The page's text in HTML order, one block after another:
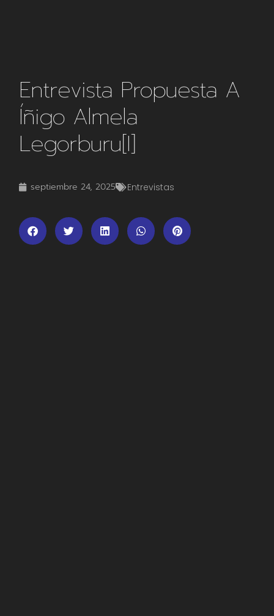
Entrevista Propuesta A
Íñigo Almela
Legorburu[i]
septiembre 24, 2025 Entrevistas